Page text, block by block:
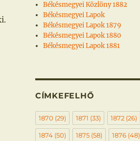
Békésmegyei Közlöny 1882
Békésmegyei Lapok
Békésmegyei Lapok 1879
Békésmegyei Lapok 1880
Békésmegyei Lapok 1881
CÍMKEFELHŐ
1870 (29) 1871 (33) 1872(26)
1874(50) 1875(58) 1876(48)